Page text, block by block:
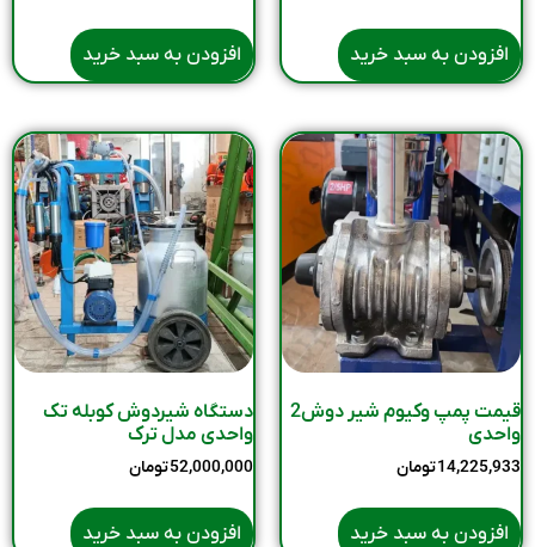
افزودن به سبد خرید افزودن به سبد خرید
قیمت پمپ وکیوم شیر دوش2
واحدی
14,225,933تومان
افزودن به سبد خرید
دستگاه شیردوش کوبله تک
واحدی مدل ترک
52,000,000تومان
افزودن به سبد خرید